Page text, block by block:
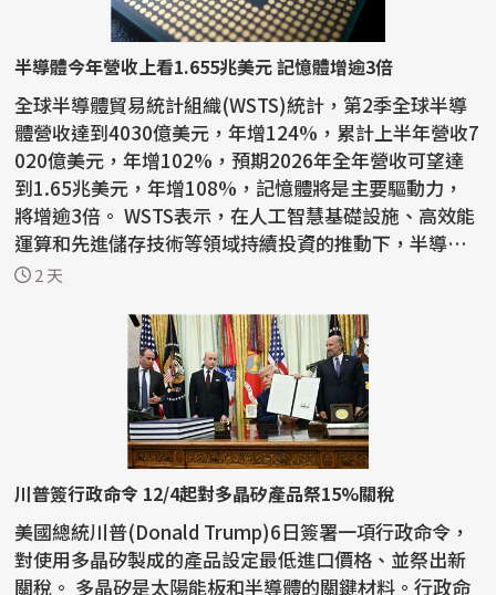
半導體今年營收上看1.655兆美元 記憶體增逾3倍
全球半導體貿易統計組織(WSTS)統計，第2季全球半導
體營收達到4030億美元，年增124%，累計上半年營收7
020億美元，年增102%，預期2026年全年營收可望達
到1.65兆美元，年增108%，記憶體將是主要驅動力，
將增逾3倍。 WSTS表示，在人工智慧基礎設施、高效能
運算和先進儲存技術等領域持續投資的推動下，半導體
產業今年上半年...
2 天
川普簽行政命令 12/4起對多晶矽產品祭15%關稅
美國總統川普(Donald Trump)6日簽署一項行政命令，
對使用多晶矽製成的產品設定最低進口價格、並祭出新
關稅。 多晶矽是太陽能板和半導體的關鍵材料。行政命